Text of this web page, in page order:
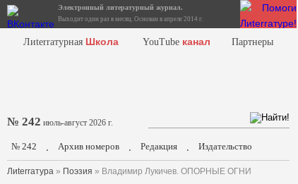
Электронный литературный журнал.
Выходит один раз в месяц. Основан в апреле 2014 г.
Лиterraтурная Школа YouTube канал Партнеры
№ 242 июль-август 2026 г.
№ 242 . Архив номеров . Редакция . Издательство
Лиterraтура » Поэзия » Владимир Лукичев. ОПОРНЫЕ ОГНИ